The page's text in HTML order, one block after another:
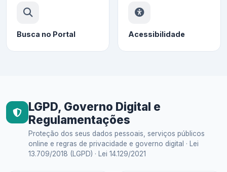
Busca no Portal Acessibilidade
LGPD, Governo Digital e
Regulamentações
Proteção dos seus dados pessoais, serviços públicos
online e regras de privacidade e governo digital · Lei
13.709/2018 (LGPD) · Lei 14.129/2021